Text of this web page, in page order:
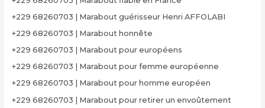
+229 68260703 | Marabout guérisseur Henri AFFOLABI
+229 68260703 | Marabout honnête
+229 68260703 | Marabout pour européens
+229 68260703 | Marabout pour femme européenne
+229 68260703 | Marabout pour homme européen
+229 68260703 | Marabout pour retirer un envoûtement